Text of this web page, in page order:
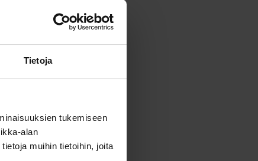
Tietoja
tukemiseen
alan
muihin tietoihin, joita
101,59 €